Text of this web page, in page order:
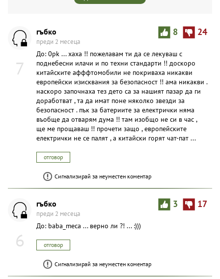
7
8 24
гъбко
преди 2 месеца
До: 0pk ... хаха !! пожелавам ти да се лекуваш с
поднебесни илачи и по техни стандарти !! доскоро
китайските афффтомобили не покриваха никакви
европейски изисквания за безопасност !! ама никакви .
наскоро започнаха тез дето са за нашият пазар да ги
доработват , та да имат поне няколко звезди за
безопасност . пък за батериите за електрички няма
въобще да отварям дума !! там изобщо не си в час ,
ще ме прощаваш !! прочети защо , европейските
електрички не се палят , а китайски горят чат-пат ...
отговор
Сигнализирай за неуместен коментар
6
3 17
гъбко
преди 2 месеца
До: baba_meca ... верно ли ?! ... :)))
отговор
Сигнализирай за неуместен коментар